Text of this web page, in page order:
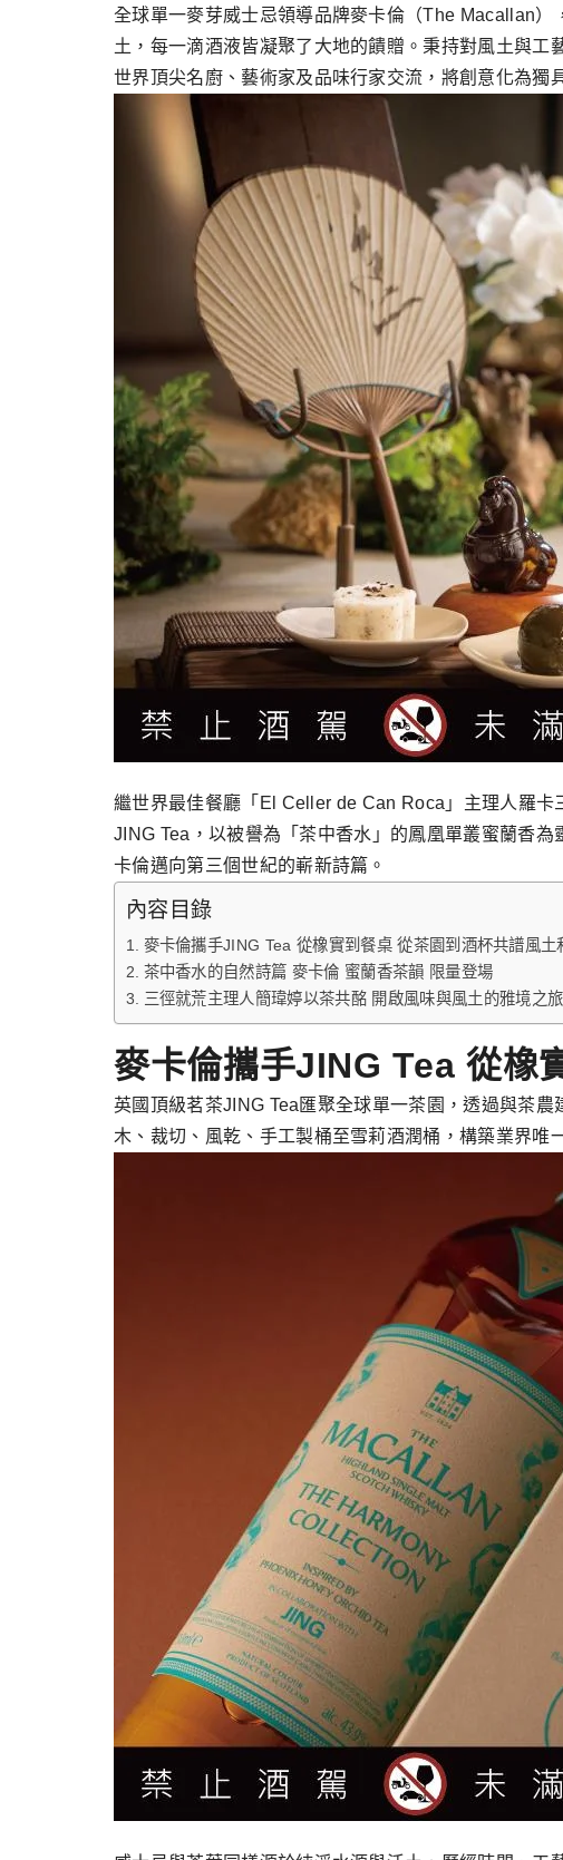
全球單一麥芽威士忌領導品牌麥卡倫（The Macallan
土，每一滴酒液皆凝聚了大地的饋贈。秉持對風土與
世界頂尖名廚、藝術家及品味行家交流，將創意化為獨
繼世界最佳餐廳「El Celler de Can Roca」主理人羅
JING Tea，以被譽為「茶中香水」的鳳凰單叢蜜蘭香
卡倫邁向第三個世紀的嶄新詩篇。
內容目錄
麥卡倫攜手JING Tea 從橡實到餐桌 從茶園到酒杯共譜風土
茶中香水的自然詩篇 麥卡倫 蜜蘭香茶韻 限量登場
三徑就荒主理人簡瑋婷以茶共酩 開啟風味與風土的雅境之旅
麥卡倫攜手JING Tea 從橡
英國頂級茗茶JING Tea匯聚全球單一茶園，透過與茶
木、裁切、風乾、手工製桶至雪莉酒潤桶，構築業界唯